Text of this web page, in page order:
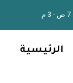
الرئيسية